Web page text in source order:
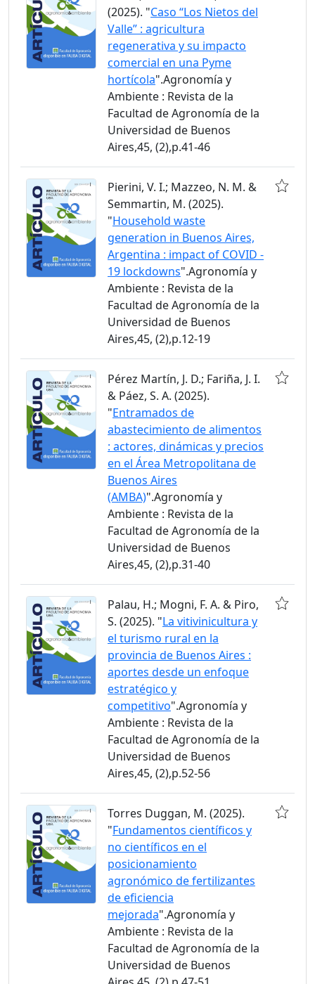
(2025). "Caso “Los Nietos del
Valle” : agricultura
regenerativa y su impacto
comercial en una Pyme
hortícola".Agronomía y
Ambiente : Revista de la
Facultad de Agronomía de la
Universidad de Buenos
Aires,45, (2),p.41-46
Pierini, V. I.; Mazzeo, N. M. &
Semmartin, M. (2025).
"Household waste
generation in Buenos Aires,
Argentina : impact of COVID -
19 lockdowns".Agronomía y
Ambiente : Revista de la
Facultad de Agronomía de la
Universidad de Buenos
Aires,45, (2),p.12-19
Pérez Martín, J. D.; Fariña, J. I.
& Páez, S. A. (2025).
"Entramados de
abastecimiento de alimentos
: actores, dinámicas y precios
en el Área Metropolitana de
Buenos Aires
(AMBA)".Agronomía y
Ambiente : Revista de la
Facultad de Agronomía de la
Universidad de Buenos
Aires,45, (2),p.31-40
Palau, H.; Mogni, F. A. & Piro,
S. (2025). "La vitivinicultura y
el turismo rural en la
provincia de Buenos Aires :
aportes desde un enfoque
estratégico y
competitivo".Agronomía y
Ambiente : Revista de la
Facultad de Agronomía de la
Universidad de Buenos
Aires,45, (2),p.52-56
Torres Duggan, M. (2025).
"Fundamentos científicos y
no científicos en el
posicionamiento
agronómico de fertilizantes
de eficiencia
mejorada".Agronomía y
Ambiente : Revista de la
Facultad de Agronomía de la
Universidad de Buenos